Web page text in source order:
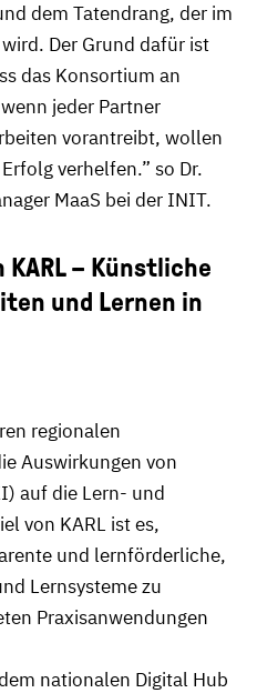
dem Tatendrang, der im
Der Grund dafür ist
das Konsortium an
jeder Partner
vorantreibt, wollen
verhelfen.” so Dr.
MaaS bei der INIT.
– Künstliche
und Lernen in
regionalen
Auswirkungen von
auf die Lern- und
von KARL ist es,
und lernförderliche,
Lernsysteme zu
Praxisanwendungen
nationalen Digital Hub